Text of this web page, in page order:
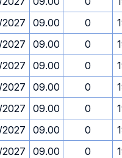
09.00 0
09.00 0
09.00 0
09.00 0
09.00 0
09.00 0
09.00 0